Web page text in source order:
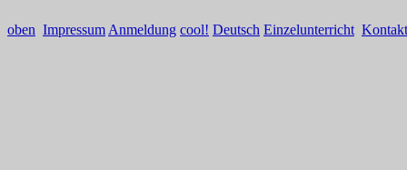
oben Impressum Anmeldung cool! Deutsch Einzelunterricht Kontakt